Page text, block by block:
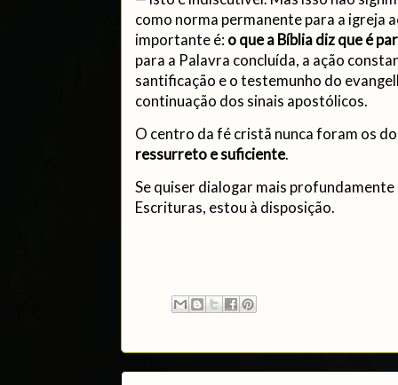
como norma permanente para a igreja
importante é: o que a Bíblia diz que é
para a Palavra concluída, a ação
santificação e o testemunho do
continuação dos sinais apostólicos.
O centro da fé cristã nunca foram os
ressurreto e suficiente.
Se quiser dialogar mais profundamente
Escrituras, estou à disposição.